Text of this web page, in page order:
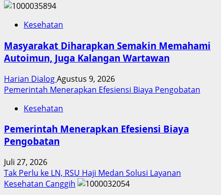
Kesehatan
Masyarakat Diharapkan Semakin Memahami
Autoimun, Juga Kalangan Wartawan
Harian DialogAgustus 9, 2026
Pemerintah Menerapkan Efesiensi Biaya Pengobatan
Kesehatan
Pemerintah Menerapkan Efesiensi Biaya
Pengobatan
Juli 27, 2026
Tak Perlu ke LN, RSU Haji Medan Solusi Layanan
Kesehatan Canggih